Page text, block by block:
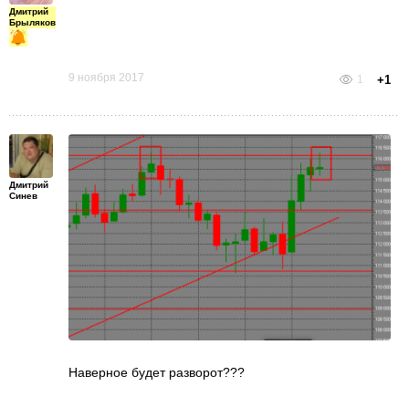
Дмитрий
Брыляков
9 ноября 2017 1 +1
Дмитрий
Синев
Наверное будет разворот???